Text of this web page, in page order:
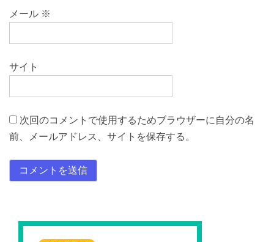
メール ※
サイト
次回のコメントで使用するためブラウザーに自分の名
前、メールアドレス、サイトを保存する。